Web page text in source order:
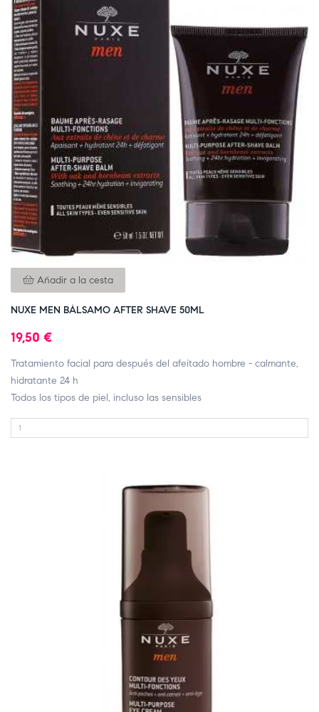
Añadir a la cesta
NUXE MEN BÁLSAMO AFTER SHAVE 50ML
19,50 €
Tratamiento facial para después del afeitado hombre - calmante,
hidratante 24 h
Todos los tipos de piel, incluso las sensibles